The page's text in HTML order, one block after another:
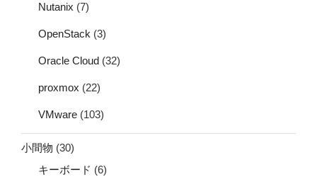
Nutanix (7)
OpenStack (3)
Oracle Cloud (32)
proxmox (22)
VMware (103)
小間物 (30)
キーボード (6)